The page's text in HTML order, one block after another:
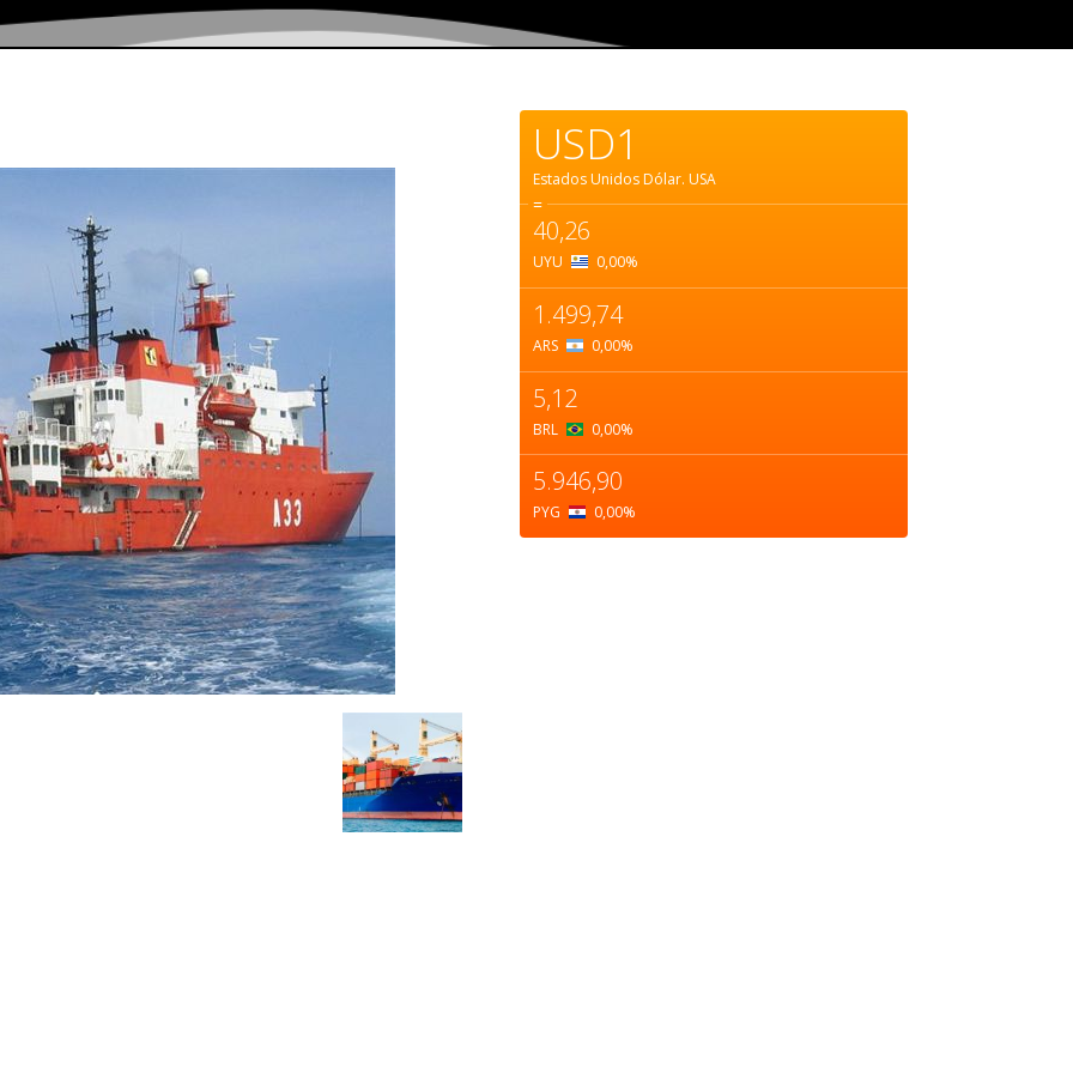
USD1
Estados Unidos Dólar. USA
=
40,26
UYU 0,00%
1.499,74
ARS 0,00%
5,12
BRL 0,00%
5.946,90
PYG 0,00%